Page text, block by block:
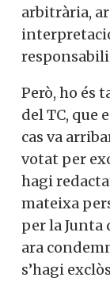
arbitrària,
Però, ho és
del TC, que
cas va
votat per
hagi
mateixa
per la Junta
ara
s’hagi